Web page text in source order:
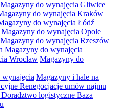
Magazyny do wynajęcia Gliwice
do wynajęcia Kraków
do wynajęcia Łódź
Magazyny do wynajęcia Opole
Magazyny do wynajęcia Rzeszów
Magazyny do wynajęcia
Wrocław Magazyny do
Magazyny i hale na
Renegocjacje umów najmu
Doradztwo logistyczne Baza